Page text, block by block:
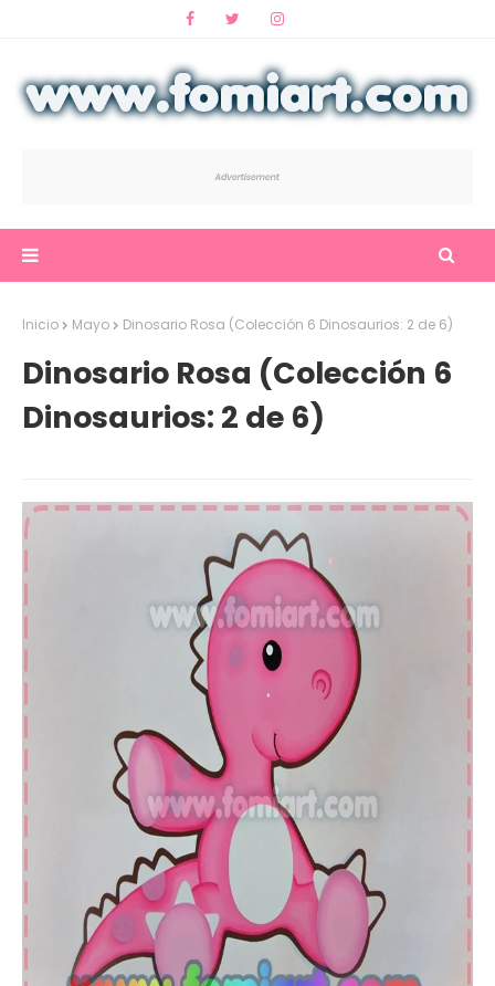
Inicio Mayo Dinosario Rosa (Colección 6 Dinosaurios: 2 de 6)
Dinosario Rosa (Colección 6
Dinosaurios: 2 de 6)